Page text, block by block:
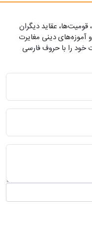
عقاید دیگران
آموزه‌های دینی مغایرت
خود را با حروف فارسی